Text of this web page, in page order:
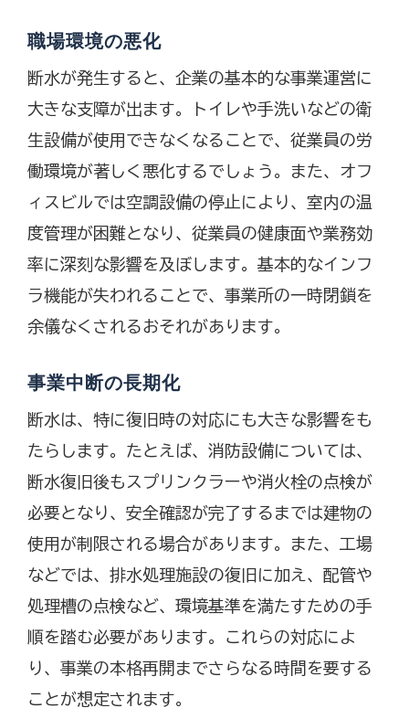
職場環境の悪化
断水が発生すると、企業の基本的な事業運営に
大きな支障が出ます。トイレや手洗いなどの衛
生設備が使用できなくなることで、従業員の労
働環境が著しく悪化するでしょう。また、オフ
ィスビルでは空調設備の停止により、室内の温
度管理が困難となり、従業員の健康面や業務効
率に深刻な影響を及ぼします。基本的なインフ
ラ機能が失われることで、事業所の一時閉鎖を
余儀なくされるおそれがあります。
事業中断の長期化
断水は、特に復旧時の対応にも大きな影響をも
たらします。たとえば、消防設備については、
断水復旧後もスプリンクラーや消火栓の点検が
必要となり、安全確認が完了するまでは建物の
使用が制限される場合があります。また、工場
などでは、排水処理施設の復旧に加え、配管や
処理槽の点検など、環境基準を満たすための手
順を踏む必要があります。これらの対応によ
り、事業の本格再開までさらなる時間を要する
ことが想定されます。